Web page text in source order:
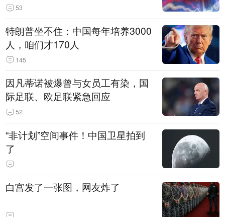
53
特朗普坐不住：中国每年培养3000
人，咱们才170人
145
因凡蒂诺被爆曾与女员工有染，国
际足联、欧足联紧急回应
52
“非计划”空间事件！中国卫星拍到
了
白宫发了一张图，网友炸了